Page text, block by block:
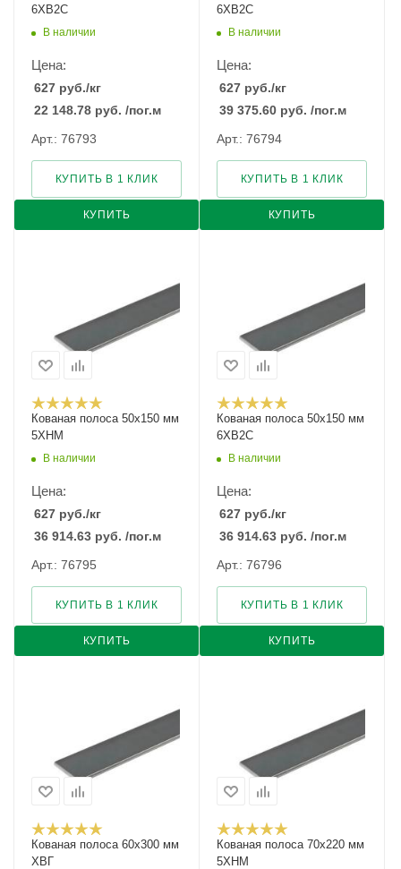
6ХВ2С
В наличии
Цена:
627 руб./кг
22 148.78 руб. /пог.м
Арт.: 76793
КУПИТЬ
КУПИТЬ В 1 КЛИК
6ХВ2С
В наличии
Цена:
627 руб./кг
39 375.60 руб. /пог.м
Арт.: 76794
КУПИТЬ
КУПИТЬ В 1 КЛИК
Кованая полоса 50x150 мм
5ХНМ
В наличии
Цена:
627 руб./кг
36 914.63 руб. /пог.м
Арт.: 76795
КУПИТЬ
КУПИТЬ В 1 КЛИК
Кованая полоса 50x150 мм
6ХВ2С
В наличии
Цена:
627 руб./кг
36 914.63 руб. /пог.м
Арт.: 76796
КУПИТЬ
КУПИТЬ В 1 КЛИК
Кованая полоса 60x300 мм
ХВГ
Кованая полоса 70x220 мм
5ХНМ